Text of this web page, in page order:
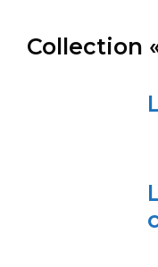
Collection